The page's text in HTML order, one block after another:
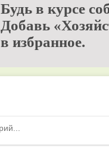
Будь в курсе
Добавь
в избранное.